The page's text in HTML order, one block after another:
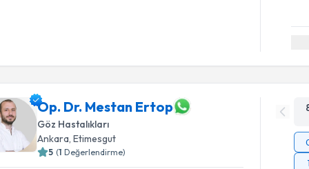
Op. Dr. Mestan Ertop
Göz Hastalıkları
Ankara, Etimesgut
5 (1 Değerlendirme)